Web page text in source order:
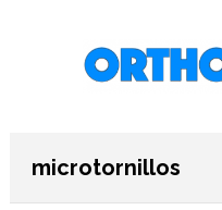
primariamicrotornillos